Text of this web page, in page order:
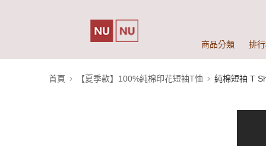
商品分類 排
首頁 【夏季款】100%純棉印花短袖T恤 純棉短袖 T